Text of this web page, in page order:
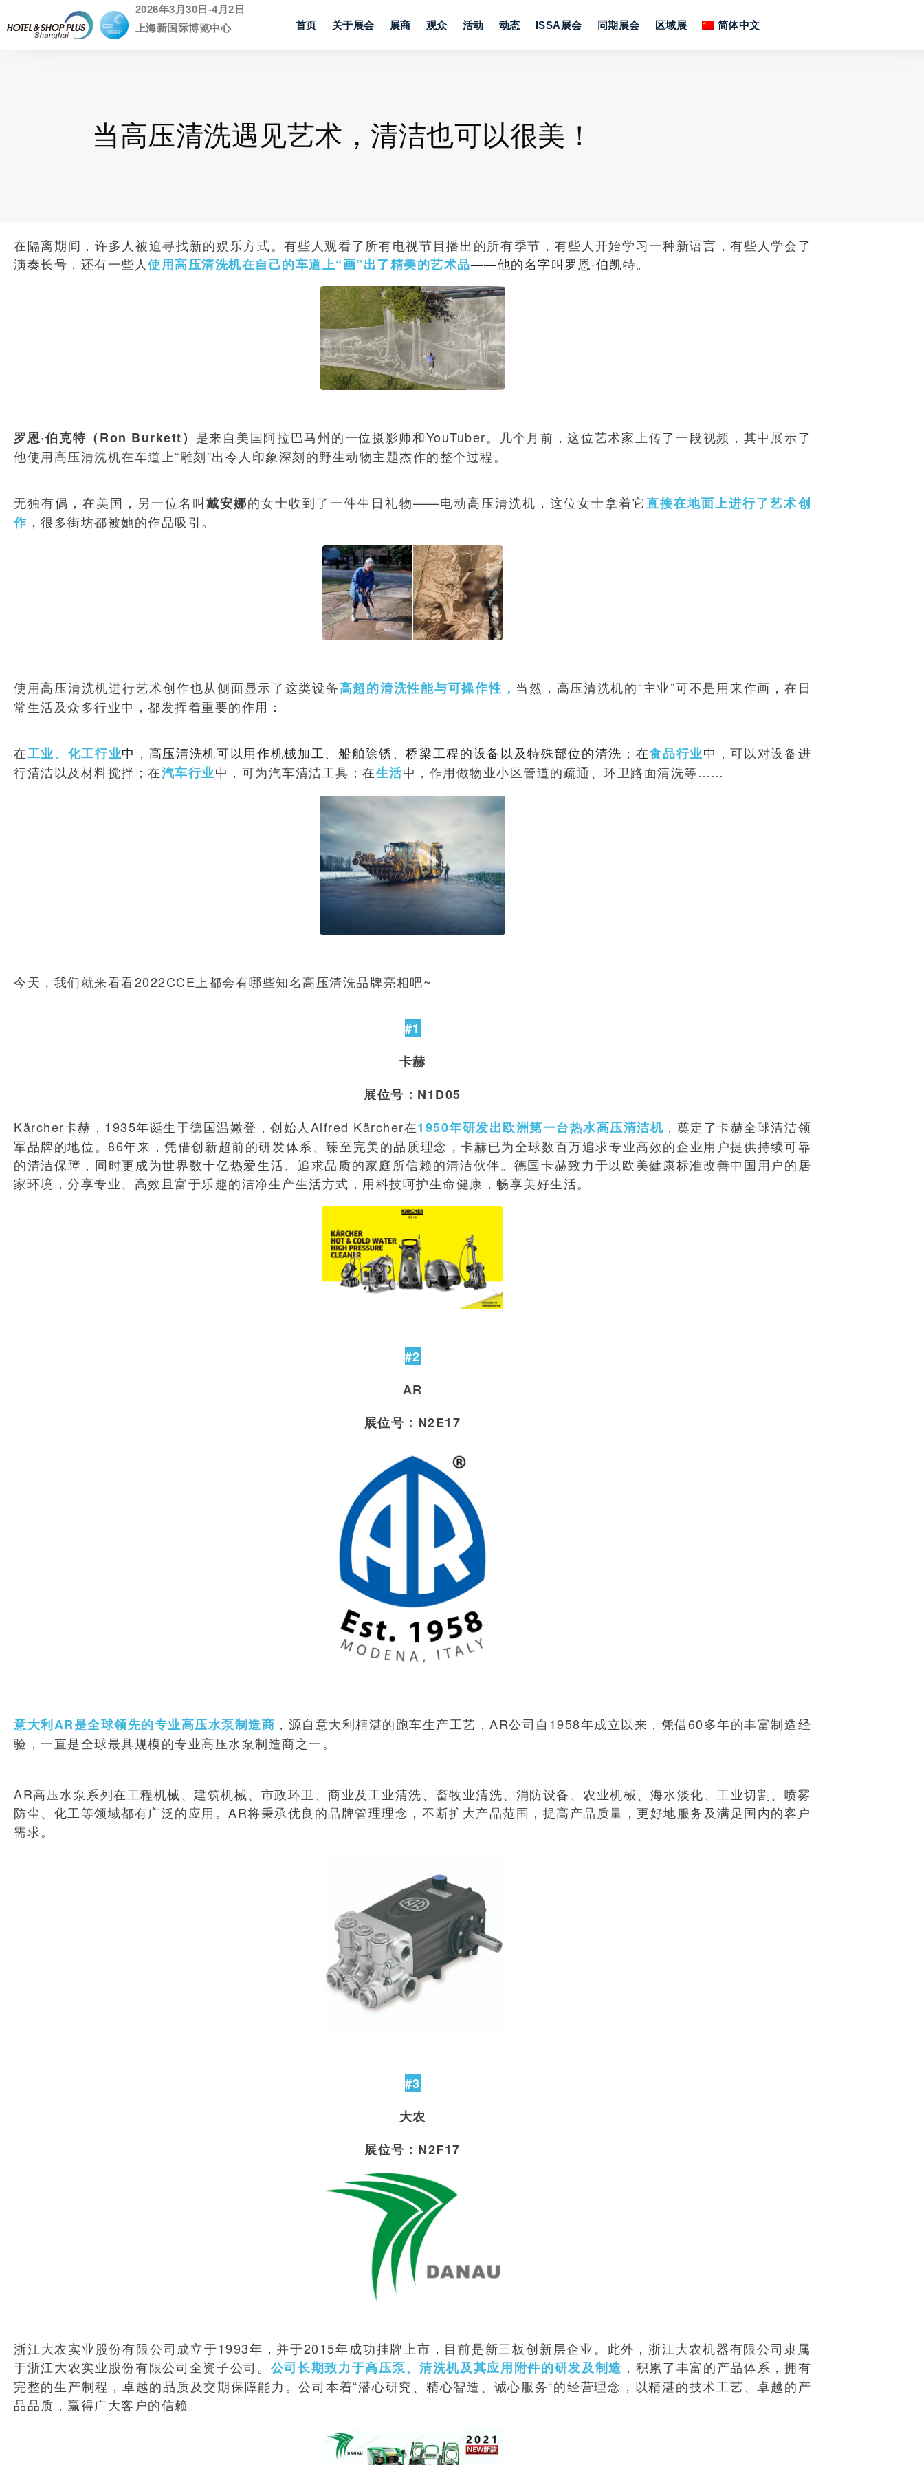
2026年3月30日-4月2日
上海新国际博览中心
首页 关于展会 展商 观众 活动 动态 ISSA展会 同期展会 区域展 简体中文
当高压清洗遇见艺术，清洁也可以很美！
在隔离期间，许多人被迫寻找新的娱乐方式。有些人观看了所有电视节目播出的所有季节，有些人开始学习一种新语言，有些人学会了
演奏长号，还有一些人使用高压清洗机在自己的车道上“画”出了精美的艺术品——他的名字叫罗恩·伯凯特。
罗恩·伯克特（Ron Burkett） 是来自美国阿拉巴马州的一位摄影师和YouTuber。几个月前，这位艺术家上传了一段视频，其中展示了
他使用高压清洗机在车道上“雕刻”出令人印象深刻的野生动物主题杰作的整个过程。
无独有偶，在美国，另一位名叫戴安娜的女士收到了一件生日礼物——电动高压清洗机，这位女士拿着它直接在地面上进行了艺术创
作 ，很多街坊都被她的作品吸引。
使用高压清洗机进行艺术创作也从侧面显示了这类设备高超的清洗性能与可操作性， 当然，高压清洗机的“主业”可不是用来作画，在日
常生活及众多行业中，都发挥着重要的作用：
在工业、化工行业中，高压清洗机可以用作机械加工、船舶除锈、桥梁工程的设备以及特殊部位的清洗；在食品行业中，可以对设备进
行清洁以及材料搅拌；在汽车行业中，可为汽车清洁工具；在生活中，作用做物业小区管道的疏通、环卫路面清洗等……
今天，我们就来看看2022CCE上都会有哪些知名高压清洗品牌亮相吧~
#1
卡赫
展位号：N1D05
Kärcher卡赫，1935年诞生于德国温嫩登，创始人Alfred Kärcher在1950年研发出欧洲第一台热水高压清洁机 ，奠定了卡赫全球清洁领
军品牌的地位。86年来，凭借创新超前的研发体系、臻至完美的品质理念，卡赫已为全球数百万追求专业高效的企业用户提供持续可靠
的清洁保障，同时更成为世界数十亿热爱生活、追求品质的家庭所信赖的清洁伙伴。德国卡赫致力于以欧美健康标准改善中国用户的居
家环境，分享专业、高效且富于乐趣的洁净生产生活方式，用科技呵护生命健康，畅享美好生活。
#2
AR
展位号：N2E17
意大利AR是全球领先的专业高压水泵制造商 ，源自意大利精湛的跑车生产工艺，AR公司自1958年成立以来，凭借60多年的丰富制造经
验，一直是全球最具规模的专业高压水泵制造商之一。
AR高压水泵系列在工程机械、建筑机械、市政环卫、商业及工业清洗、畜牧业清洗、消防设备、农业机械、海水淡化、工业切割、喷雾
防尘、化工等领域都有广泛的应用。AR将秉承优良的品牌管理理念，不断扩大产品范围，提高产品质量，更好地服务及满足国内的客户
需求。
#3
大农
展位号：N2F17
浙江大农实业股份有限公司成立于1993年，并于2015年成功挂牌上市，目前是新三板创新层企业。此外，浙江大农机器有限公司隶属
于浙江大农实业股份有限公司全资子公司。 公司长期致力于高压泵、清洗机及其应用附件的研发及制造 ，积累了丰富的产品体系，拥有
完整的生产制程，卓越的品质及交期保障能力。公司本着“潜心研究、精心智造、诚心服务“的经营理念，以精湛的技术工艺、卓越的产
品品质，赢得广大客户的信赖。